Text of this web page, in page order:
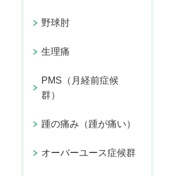
野球肘
生理痛
PMS（月経前症候
群）
踵の痛み（踵が痛い）
オーバーユース症候群